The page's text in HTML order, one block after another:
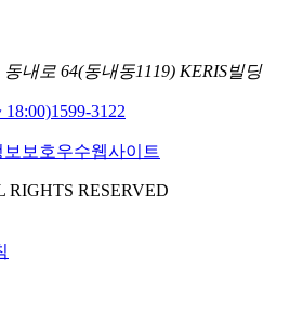
내로 64(동내동1119) KERIS빌딩
18:00)1599-3122
RIGHTS RESERVED